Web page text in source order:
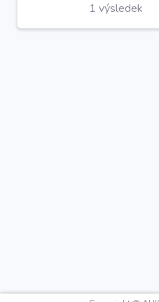
1 výsledek